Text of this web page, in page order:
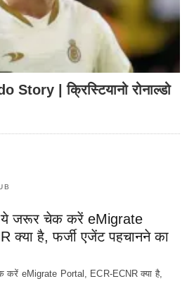
| क्रिस्टियानो रोनाल्डो
ये जरूर चेक करें eMigrate
क्या है, फर्जी एजेंट पहचानने का
करें eMigrate Portal, ECR-ECNR क्या है,